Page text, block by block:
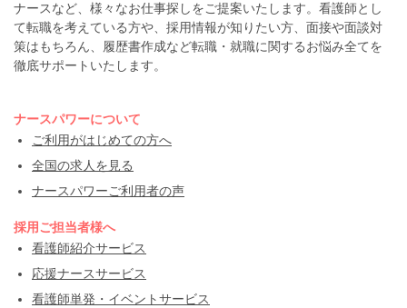
ナースなど、様々なお仕事探しをご提案いたします。看護師とし
て転職を考えている方や、採用情報が知りたい方、面接や面談対
策はもちろん、履歴書作成など転職・就職に関するお悩み全てを
徹底サポートいたします。
ナースパワーについて
ご利用がはじめての方へ
全国の求人を見る
ナースパワーご利用者の声
採用ご担当者様へ
看護師紹介サービス
応援ナースサービス
看護師単発・イベントサービス